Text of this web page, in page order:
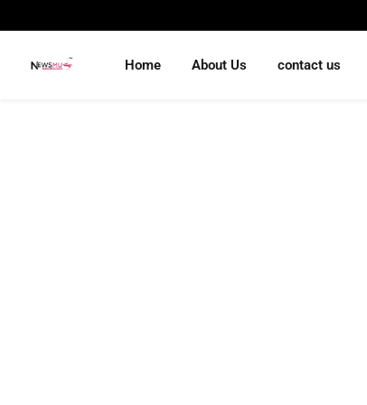
Home About Us contact us